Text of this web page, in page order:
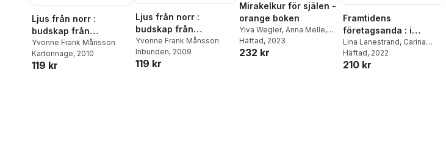
Ljus från norr :
budskap från
universum genom
Siljans måsar. D. 3
Yvonne Frank Månsson
Kartonnage, 2010
119 kr
Ljus från norr :
budskap från
universum genom
Siljans måsar
Yvonne Frank Månsson
Inbunden, 2009
119 kr
Mirakelkur för själen -
orange boken
Ylva Wegler, Anna Melle,
Alexander Herold
Chandra
Häftad, 2023
232 kr
Framtidens
företagsanda : i
kontakt med energi,
magi och intuition
Lina Lanestrand, Carina
Gunnarsdotter
Sporre,
Häftad, 2022
210 kr